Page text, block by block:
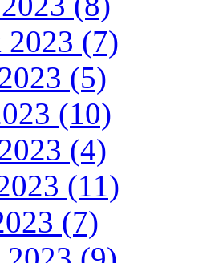
2023 (7)
(5)
(10)
(4)
(11)
(7)